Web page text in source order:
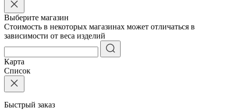
Выберите магазин
Стоимость в некоторых магазинах может отличаться в
зависимости от веса изделий
Карта
Список
Быстрый заказ